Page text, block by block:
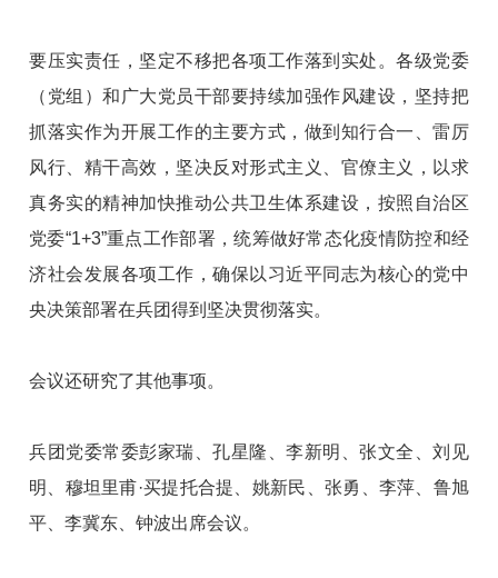
要压实责任，坚定不移把各项工作落到实处。各级党委
（党组）和广大党员干部要持续加强作风建设，坚持把
抓落实作为开展工作的主要方式，做到知行合一、雷厉
风行、精干高效，坚决反对形式主义、官僚主义，以求
真务实的精神加快推动公共卫生体系建设，按照自治区
党委“1+3”重点工作部署，统筹做好常态化疫情防控和经
济社会发展各项工作，确保以习近平同志为核心的党中
央决策部署在兵团得到坚决贯彻落实。
会议还研究了其他事项。
兵团党委常委彭家瑞、孔星隆、李新明、张文全、刘见
明、穆坦里甫·买提托合提、姚新民、张勇、李萍、鲁旭
平、李冀东、钟波出席会议。